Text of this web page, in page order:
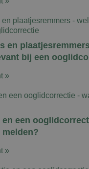
en
bij een
»
een
melden?
»